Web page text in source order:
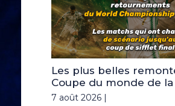
Les plus belles
Coupe du monde de la
7 août 2026 |